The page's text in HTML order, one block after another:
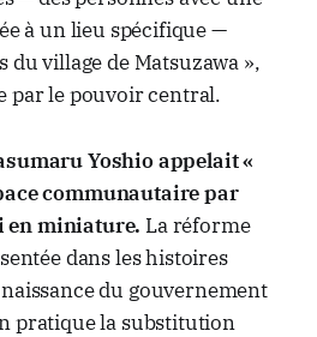
à un lieu spécifique —
village de Matsuzawa »,
par le pouvoir central.
Yoshio appelait «
communautaire par
en miniature. La réforme
dans les histoires
du gouvernement
pratique la substitution